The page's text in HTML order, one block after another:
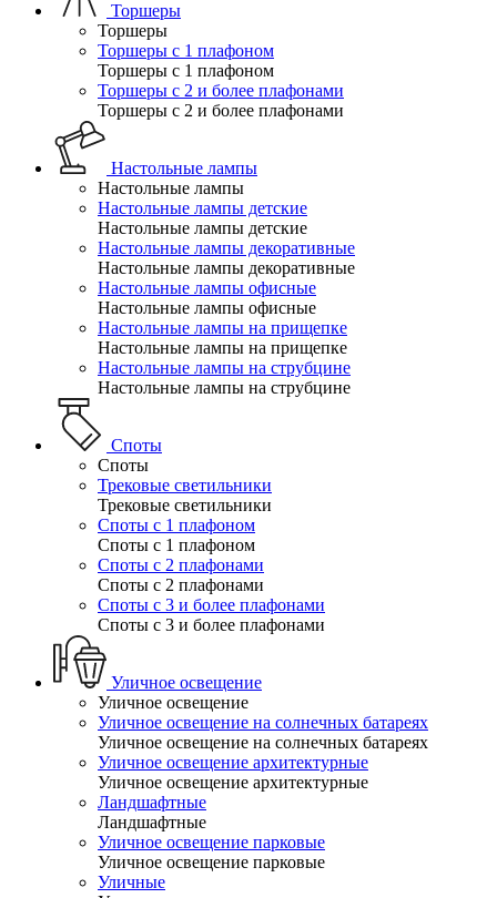
Торшеры
Торшеры
Торшеры с 1 плафоном
Торшеры с 1 плафоном
Торшеры с 2 и более плафонами
Торшеры с 2 и более плафонами
Настольные лампы
Настольные лампы
Настольные лампы детские
Настольные лампы детские
Настольные лампы декоративные
Настольные лампы декоративные
Настольные лампы офисные
Настольные лампы офисные
Настольные лампы на прищепке
Настольные лампы на прищепке
Настольные лампы на струбцине
Настольные лампы на струбцине
Споты
Споты
Трековые светильники
Трековые светильники
Споты с 1 плафоном
Споты с 1 плафоном
Споты с 2 плафонами
Споты с 2 плафонами
Споты с 3 и более плафонами
Споты с 3 и более плафонами
Уличное освещение
Уличное освещение
Уличное освещение на солнечных батареях
Уличное освещение на солнечных батареях
Уличное освещение архитектурные
Уличное освещение архитектурные
Ландшафтные
Ландшафтные
Уличное освещение парковые
Уличное освещение парковые
Уличные